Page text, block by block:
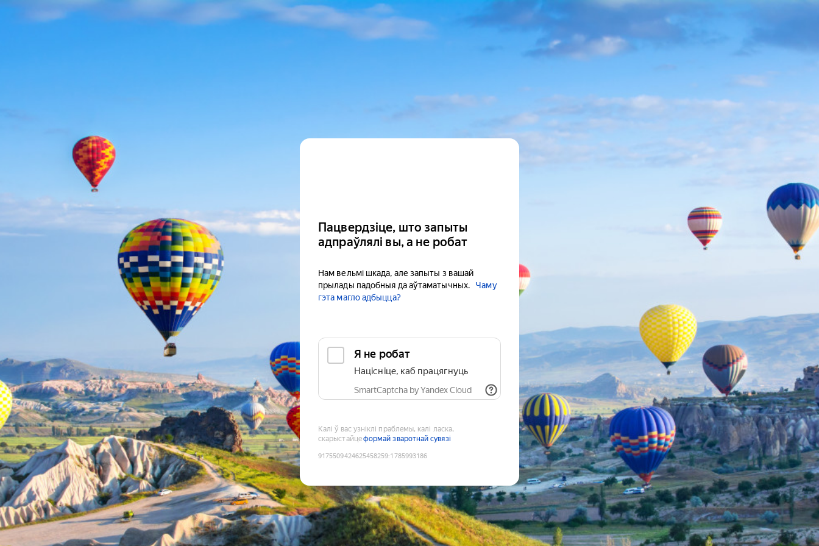
Пацвердзіце, што запыты
адпраўлялі вы, а не робат
Нам вельмі шкада, але запыты з вашай
прылады падобныя да аўтаматычных.
Чаму
гэта магло адбыцца?
Я не робат
Націсніце, каб працягнуць
SmartCaptcha by Yandex Cloud
Калі ў вас узніклі праблемы, калі ласка,
скарыстайцеформай зваротнай сувязі
9175509424625458259:1785993186